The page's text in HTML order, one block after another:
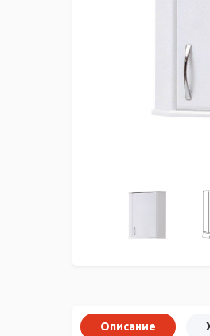
Описание